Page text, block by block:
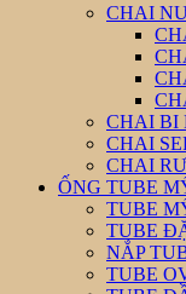
CHAI
CHAI BI
CHAI
CHAI
ỐNG TUBE
TUBE
TUBE
NẮP
TUBE